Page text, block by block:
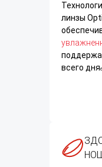
линзы
всего дня6